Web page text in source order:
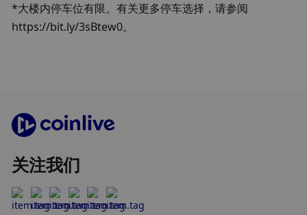
*大楼内停车位有限。有关更多停车选择，请参阅
https://bit.ly/3sBtew0。
关注我们